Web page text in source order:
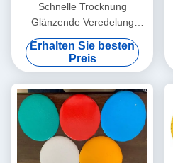
Schnelle Trocknung
Glänzende Veredelung
Thermoplastfarbe zur
Straßenmarkierung
Heißschmelzende
Straßenmarkierungsfarbe
Erhalten Sie besten
Preis